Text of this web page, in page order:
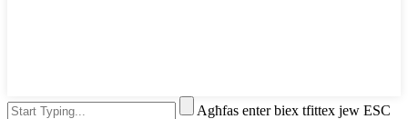
Agħfas enter biex tfittex jew ESC